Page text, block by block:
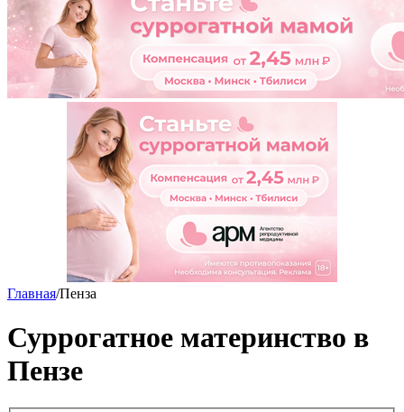
Главная/Пенза
Суррогатное материнство в
Пензе